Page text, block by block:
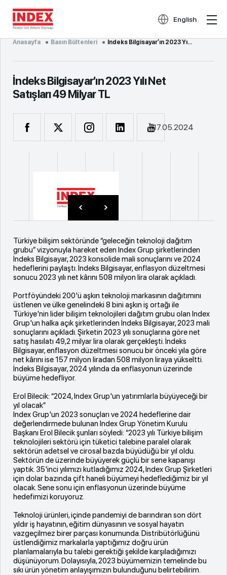
English
Anasayfa Basın Bültenleri İndeks Bilgisayar’ın 2023 Yı...
İndeks Bilgisayar’ın 2023 Yılı Net
Satışları 49 Milyar TL
17.05.2024
Türkiye bilişim sektöründe “geleceğin teknoloji dağıtım
grubu” vizyonuyla hareket eden Index Grup şirketlerinden
İndeks Bilgisayar, 2023 konsolide mali sonuçlarını ve 2024
hedeflerini paylaştı. İndeks Bilgisayar, enflasyon düzeltmesi
sonucu 2023 yılı net kârını 508 milyon lira olarak açıkladı.
Portföyündeki 200'ü aşkın teknoloji markasının dağıtımını
üstlenen ve ülke genelindeki 8 bini aşkın iş ortağı ile
Türkiye'nin lider bilişim teknolojileri dağıtım grubu olan Index
Grup'un halka açık şirketlerinden İndeks Bilgisayar, 2023 mali
sonuçlarını açıkladı. Şirketin 2023 yılı sonuçlarına göre net
satış hasılatı 49,2 milyar lira olarak gerçekleşti. İndeks
Bilgisayar, enflasyon düzeltmesi sonucu bir önceki yıla göre
net kârını ise 157 milyon liradan 508 milyon liraya yükseltti.
İndeks Bilgisayar, 2024 yılında da enflasyonun üzerinde
büyüme hedefliyor.
Erol Bilecik: “2024, Index Grup'un yatırımlarla büyüyeceği bir
yıl olacak”
Index Grup'un 2023 sonuçları ve 2024 hedeflerine dair
değerlendirmede bulunan Index Grup Yönetim Kurulu
Başkanı Erol Bilecik şunları söyledi: “2023 yılı Türkiye bilişim
teknolojileri sektörü için tüketici talebine paralel olarak
sektörün adetsel ve cirosal bazda büyüdüğü bir yıl oldu.
Sektörün de üzerinde büyüyerek güçlü bir sene kapanışı
yaptık. 35'inci yılımızı kutladığımız 2024, Index Grup Şirketleri
için dolar bazında çift haneli büyümeyi hedeflediğimiz bir yıl
olacak. Sene sonu için enflasyonun üzerinde büyüme
hedefimizi koruyoruz.
Teknoloji ürünleri, içinde pandemiyi de barındıran son dört
yıldır iş hayatının, eğitim dünyasının ve sosyal hayatın
vazgeçilmez birer parçası konumunda. Distribütörlüğünü
üstlendiğimiz markalarla yaptığımız doğru ürün
planlamalarıyla bu talebi gerektiği şekilde karşıladığımızı
düşünüyorum. Dolayısıyla, 2023 büyümemizin temelinde bu
sıkı ürün yönetim anlayışımızın bulunduğunu belirtebilirim.